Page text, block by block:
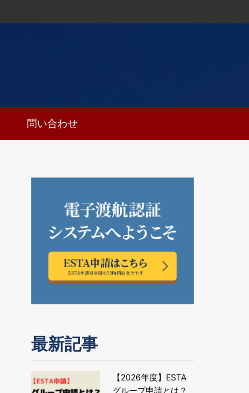
問い合わせ
最新記事
【2026年度】ESTA
グループ申請とは？